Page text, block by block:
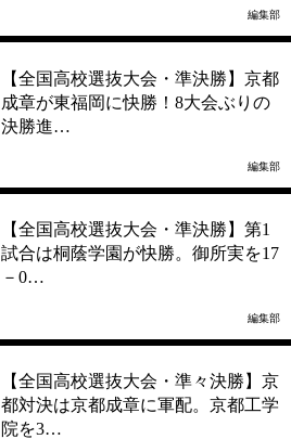
編集部
【全国高校選抜大会・準決勝】京都
成章が東福岡に快勝！8大会ぶりの
決勝進…
編集部
【全国高校選抜大会・準決勝】第1
試合は桐蔭学園が快勝。御所実を17
－0…
編集部
【全国高校選抜大会・準々決勝】京
都対決は京都成章に軍配。京都工学
院を3…